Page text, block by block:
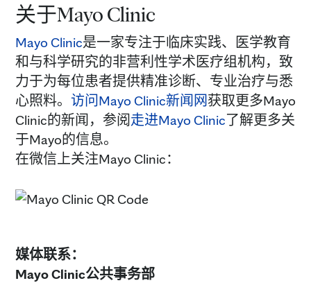
关于Mayo Clinic
Mayo Clinic是一家专注于临床实践、医学教育
和与科学研究的非营利性学术医疗组机构，致
力于为每位患者提供精准诊断、专业治疗与悉
心照料。 访问Mayo Clinic新闻网获取更多Mayo
Clinic的新闻，参阅走进Mayo Clinic了解更多关
于Mayo的信息。
在微信上关注Mayo Clinic：
媒体联系：
Mayo Clinic公共事务部